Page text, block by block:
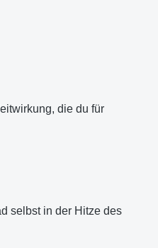
die du für
selbst in der Hitze des